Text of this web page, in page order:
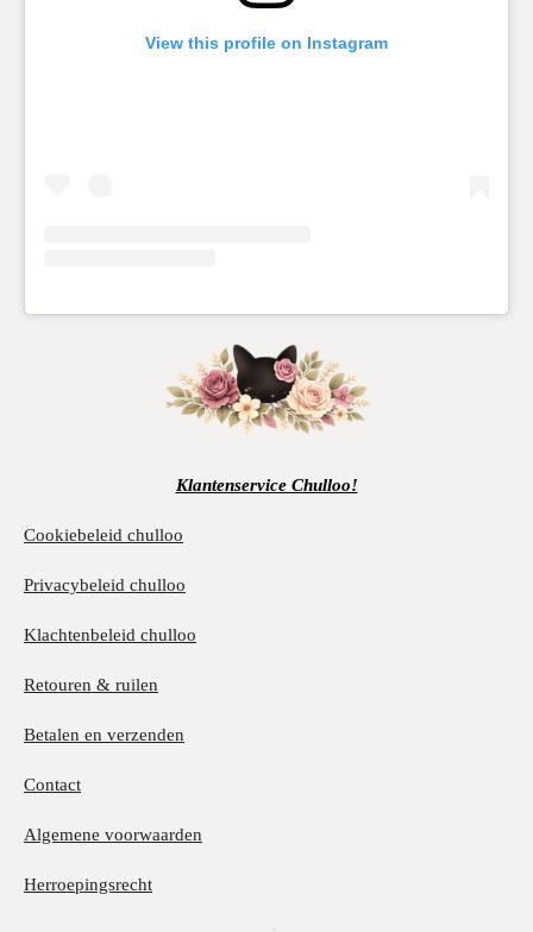
View this profile on Instagram
Klantenservice Chulloo!
Cookiebeleid chulloo
Privacybeleid chulloo
Klachtenbeleid chulloo
Retouren & ruilen
Betalen en verzenden
Contact
Algemene voorwaarden
Herroepingsrecht